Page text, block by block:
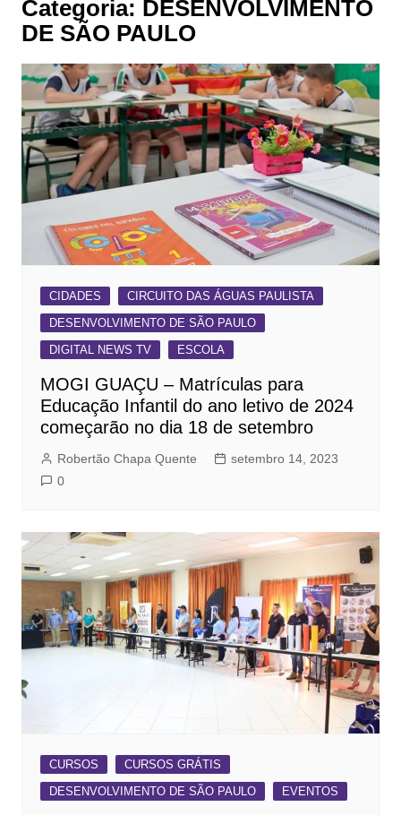
Categoria: DESENVOLVIMENTO
DE SÃO PAULO
CIDADES
CIRCUITO DAS ÁGUAS PAULISTA
DESENVOLVIMENTO DE SÃO PAULO
DIGITAL NEWS TV
ESCOLA
MOGI GUAÇU – Matrículas para
Educação Infantil do ano letivo de 2024
começarão no dia 18 de setembro
Robertão Chapa Quente
setembro 14, 2023
0
CURSOS
CURSOS GRÁTIS
DESENVOLVIMENTO DE SÃO PAULO
EVENTOS